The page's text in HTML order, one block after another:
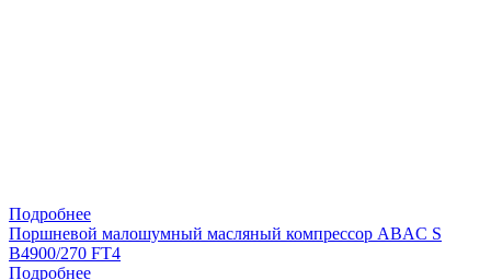
Подробнее
Поршневой малошумный масляный компрессор ABAC S
B4900/270 FT4
Подробнее